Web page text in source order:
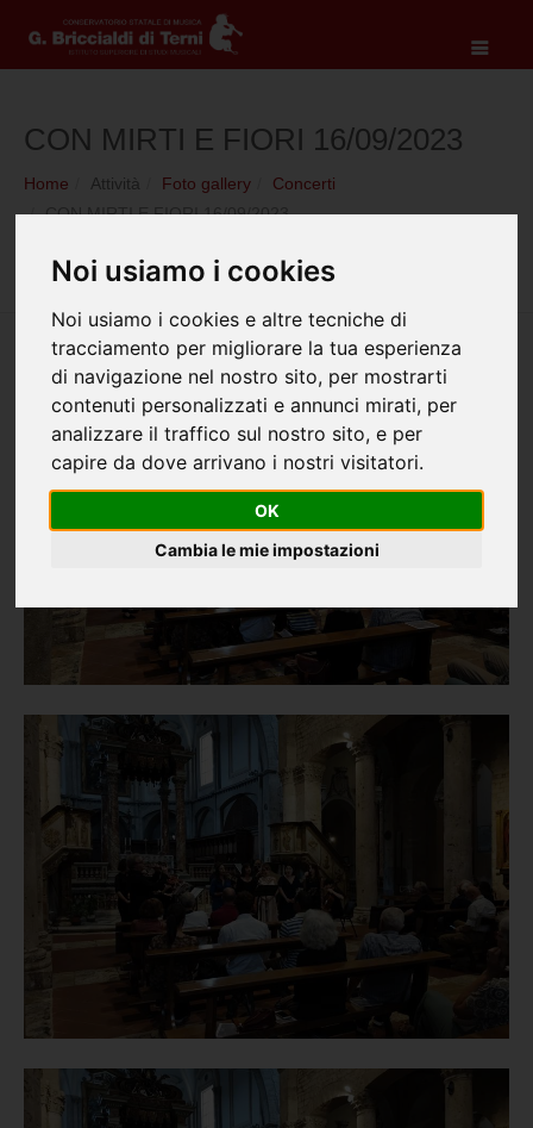
Noi usiamo i cookies
Noi usiamo i cookies e altre tecniche di
tracciamento per migliorare la tua esperienza
di navigazione nel nostro sito, per mostrarti
contenuti personalizzati e annunci mirati, per
analizzare il traffico sul nostro sito, e per
capire da dove arrivano i nostri visitatori.
OK
Cambia le mie impostazioni
CON MIRTI E FIORI 16/09/2023
Home Attività Foto gallery
Concerti
CON MIRTI E FIORI 16/09/2023